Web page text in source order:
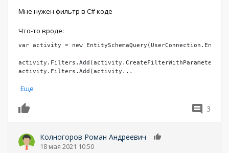
Мне нужен фильтр в C# коде
Что-то вроде:
var activity = new
activity.Filters.Add(activity ...
Еще
3
Колногоров Роман Андреевич
18 мая 2021 10:50